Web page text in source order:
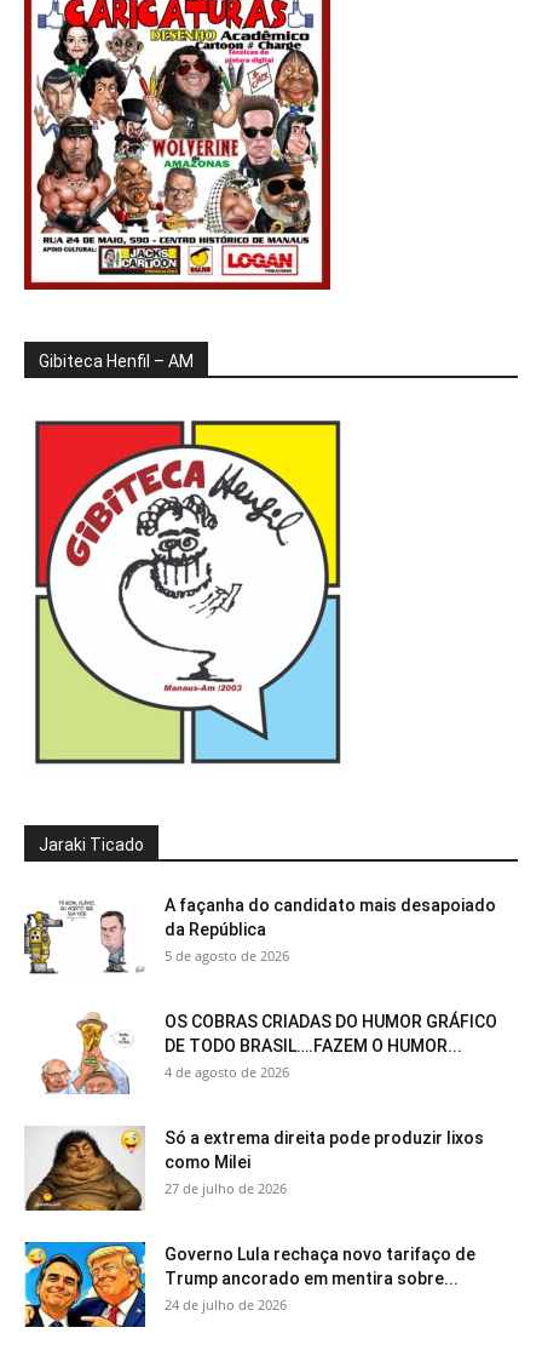
Gibiteca Henfil – AM
Jaraki Ticado
A façanha do candidato mais desapoiado
da República
5 de agosto de 2026
OS COBRAS CRIADAS DO HUMOR GRÁFICO
DE TODO BRASIL….FAZEM O HUMOR...
4 de agosto de 2026
Só a extrema direita pode produzir lixos
como Milei
27 de julho de 2026
Governo Lula rechaça novo tarifaço de
Trump ancorado em mentira sobre...
24 de julho de 2026